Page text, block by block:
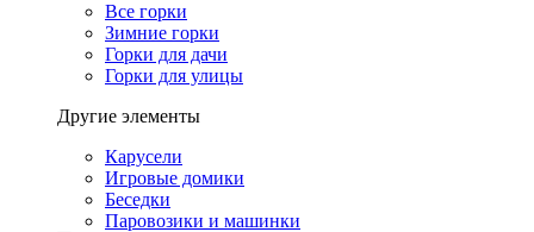
Все горки
Зимние горки
Горки для дачи
Горки для улицы
Другие элементы
Карусели
Игровые домики
Беседки
Паровозики и машинки